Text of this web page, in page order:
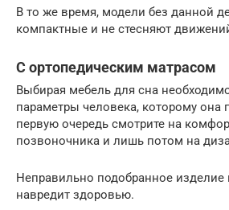
В то же время, модели без данной
компактные и не стесняют
С ортопедическим матрасом
Выбирая мебель для сна
параметры человека, которому она
первую очередь смотрите на
позвоночника и лишь потом на
Неправильно подобранное изделие
навредит здоровью.